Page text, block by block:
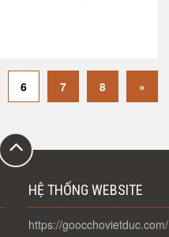
6 7 8 »
HỆ THỐNG WEBSITE
https://goocchovietduc.com/